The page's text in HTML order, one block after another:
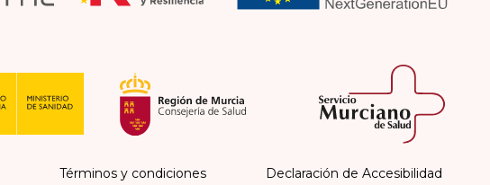
Términos y condiciones Declaración de Accesibilidad